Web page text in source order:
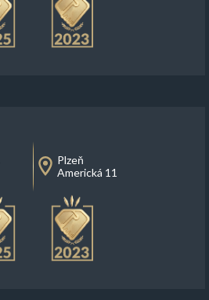
Plzeň
Americká 11